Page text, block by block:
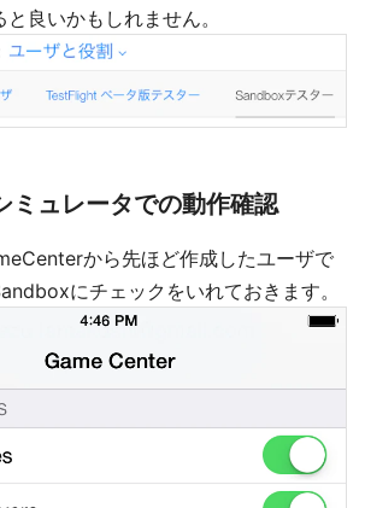
良いかもしれません。
ミュレータでの動作確認
から先ほど作成したユーザで
にチェックをいれておきます。